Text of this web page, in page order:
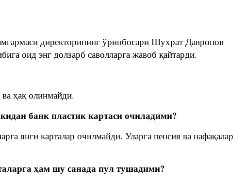
директорининг ўринбосари Шухрат Давронов
оид энг долзарб саволларга жавоб қайтарди.
ҳақ олинмайди.
банк пластик картаси очиладими?
янги карталар очилмайди. Уларга пенсия ва нафақалар
ҳам шу санада пул тушадими?